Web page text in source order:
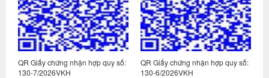
QR Giấy chứng nhận hợp quy số:
130-7/2026VKH
QR Giấy chứng nhận hợp quy số:
130-6/2026VKH